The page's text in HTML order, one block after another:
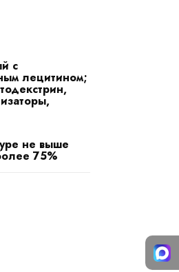
с
лецитином;
не выше
75%